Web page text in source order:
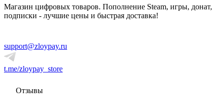
Магазин цифровых товаров. Пополнение Steam, игры, донат,
подписки - лучшие цены и быстрая доставка!
support@zloypay.ru
t.me/zloypay_store
Отзывы